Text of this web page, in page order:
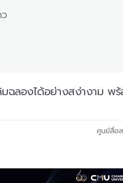
ฉลองได้อย่างสง่างาม
ศูนย์สื่อ